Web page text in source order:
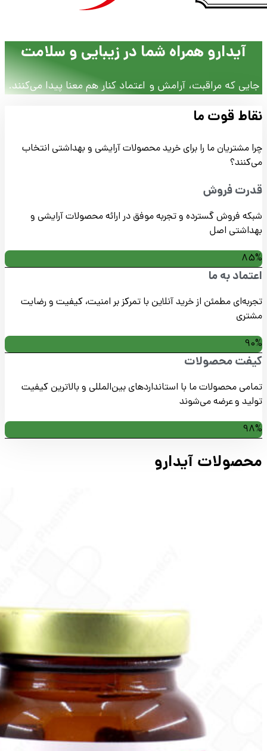
آیدارو همراه شما در زیبایی و سلامت
جایی که مراقبت، آرامش و اعتماد کنار هم معنا پیدا می‌کنند.
نقاط قوت ما
چرا مشتریان ما را برای خرید محصولات آرایشی و بهداشتی انتخاب
می‌کنند؟
قدرت فروش
شبکه فروش گسترده و تجربه موفق در ارائه محصولات آرایشی و
بهداشتی اصل
85%
اعتماد به ما
تجربه‌ای مطمئن از خرید آنلاین با تمرکز بر امنیت، کیفیت و رضایت
مشتری
90%
کیفت محصولات
تمامی محصولات ما با استانداردهای بین‌المللی و بالاترین کیفیت
تولید و عرضه می‌شوند
98%
محصولات آیدارو